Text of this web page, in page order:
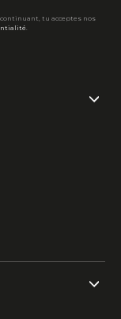
tu acceptes nos
.